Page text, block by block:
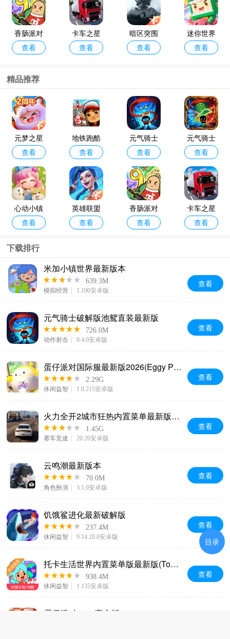
新版
香肠派对
手机正版
查看
卡车之星
正版
查看
暗区突围
最新版本2
查看
迷你世界
官方正版
查看
精品推荐
元梦之星
最新版本2
026
查看
地铁跑酷
国际服最
新版2026
(Subway
Surf)
查看
元气骑士
破解版池
鸳直装最
新版
查看
元气骑士
手游
查看
心动小镇
最新版本2
查看
英雄联盟
手游最新
查看
香肠派对
手机正版
查看
卡车之星
正版
查看
下载排行
米加小镇世界最新版本
639.3M
模拟经营 1.100安卓版
查看
元气骑士破解版池鸳直装最新版
726.0M
动作射击 8.4.0安卓版
查看
蛋仔派对国际服最新版2026(Eggy Party)
2.29G
休闲益智 1.0.215安卓版
查看
火力全开2城市狂热内置菜单最新版本(MadOut2 BCO)
1.45G
赛车竞速 20.20安卓版
查看
云鸣潮最新版本
70.0M
角色扮演 3.1.0安卓版
查看
饥饿鲨进化最新破解版
237.4M
休闲益智 9.14.20.0安卓版
查看
托卡生活世界内置菜单版最新版(Toca World)
938.4M
休闲益智 1.135安卓版
查看
蛋仔派对2026官方版
目录